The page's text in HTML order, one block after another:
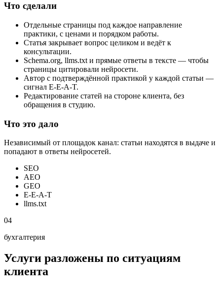
Что сделали
Отдельные страницы под каждое направление
практики, с ценами и порядком работы.
Статья закрывает вопрос целиком и ведёт к
консультации.
Schema.org, llms.txt и прямые ответы в тексте — чтобы
страницы цитировали нейросети.
Автор с подтверждённой практикой у каждой статьи —
сигнал E-E-A-T.
Редактирование статей на стороне клиента, без
обращения в студию.
Что это дало
Независимый от площадок канал: статьи находятся в выдаче и
попадают в ответы нейросетей.
SEO
AEO
GEO
E-E-A-T
llms.txt
04
бухгалтерия
Услуги разложены по ситуациям
клиента